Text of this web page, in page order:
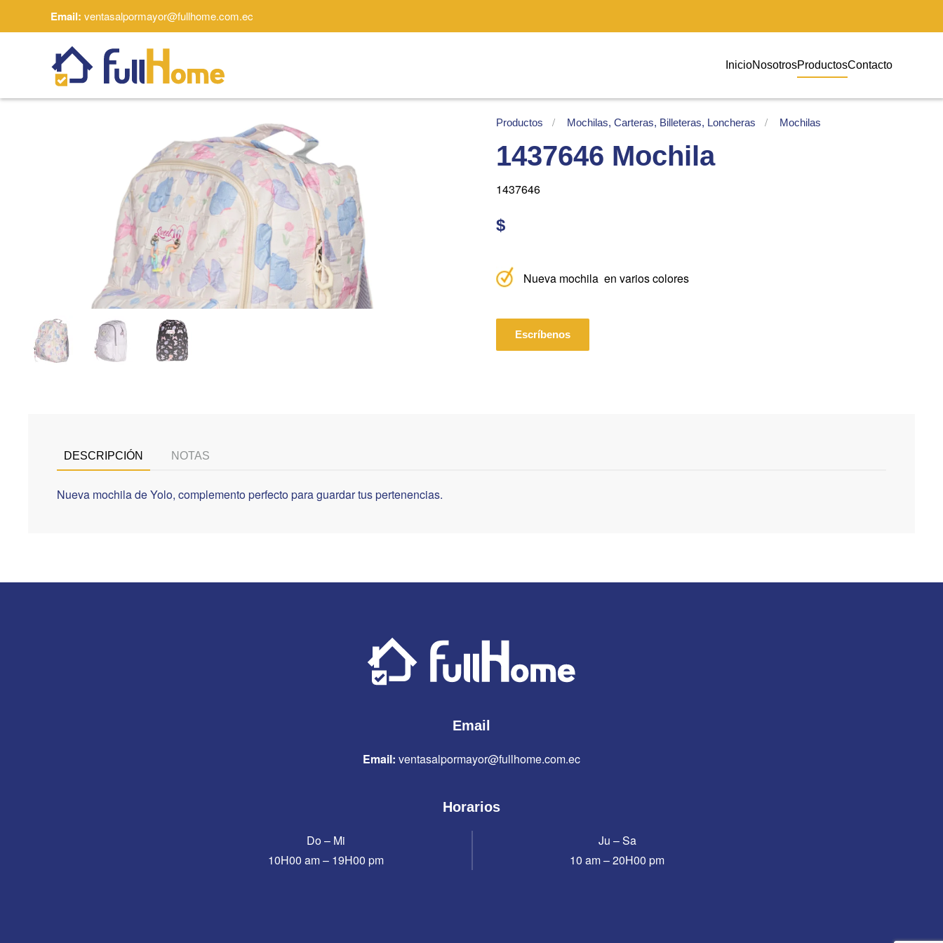
Email: ventasalpormayor@fullhome.com.ec
InicioNosotrosProductosContacto
Productos Mochilas, Carteras, Billeteras, Loncheras Mochilas
1437646 Mochila
1437646
$
Nueva mochila en varios colores
Escríbenos
DESCRIPCIÓN NOTAS
Nueva mochila de Yolo, complemento perfecto para guardar tus pertenencias.
Email
Email: ventasalpormayor@fullhome.com.ec
Horarios
Do – Mi
10H00 am – 19H00 pm
Ju – Sa
10 am – 20H00 pm